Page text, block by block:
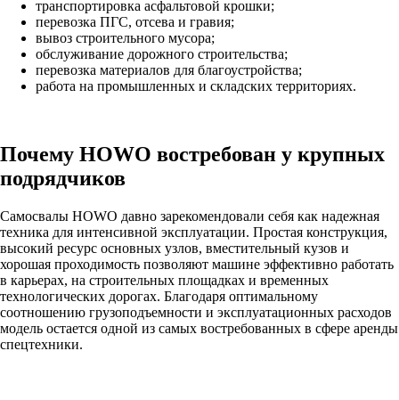
транспортировка асфальтовой крошки;
перевозка ПГС, отсева и гравия;
вывоз строительного мусора;
обслуживание дорожного строительства;
перевозка материалов для благоустройства;
работа на промышленных и складских территориях.
Почему HOWO востребован у крупных
подрядчиков
Самосвалы HOWO давно зарекомендовали себя как надежная
техника для интенсивной эксплуатации. Простая конструкция,
высокий ресурс основных узлов, вместительный кузов и
хорошая проходимость позволяют машине эффективно работать
в карьерах, на строительных площадках и временных
технологических дорогах. Благодаря оптимальному
соотношению грузоподъемности и эксплуатационных расходов
модель остается одной из самых востребованных в сфере аренды
спецтехники.